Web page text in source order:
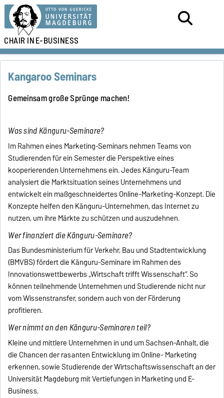
CHAIR INE-BUSINESS
Kangaroo Seminars
Gemeinsam große Sprünge machen!
Was sind Känguru-Seminare?
Im Rahmen eines Marketing-Seminars nehmen Teams von
Studierenden für ein Semester die Perspektive eines
kooperierenden Unternehmens ein. Jedes Känguru-Team
analysiert die Marktsituation seines Unternehmens und
entwickelt ein maßgeschneidertes Online-Marketing-Konzept. Die
Konzepte helfen den Känguru-Unternehmen, das Internet zu
nutzen, um ihre Märkte zu schützen und auszudehnen.
Wer finanziert die Känguru-Seminare?
Das Bundesministerium für Verkehr, Bau und Stadtentwicklung
(BMVBS) fördert die Känguru-Seminare im Rahmen des
Innovationswettbewerbs „Wirtschaft trifft Wissenschaft“. So
können teilnehmende Unternehmen und Studierende nicht nur
vom Wissenstransfer, sondern auch von der Förderung
profitieren.
Wer nimmt an den Känguru-Seminaren teil?
Kleine und mittlere Unternehmen in und um Sachsen-Anhalt, die
die Chancen der rasanten Entwicklung im Online- Marketing
erkennen, sowie Studierende der Wirtschaftswissenschaft an der
Universität Magdeburg mit Vertiefungen in Marketing und E-
Business.